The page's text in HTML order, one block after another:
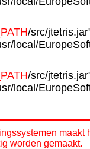
/src/
local/
/src/
local/
worden gemaakt.